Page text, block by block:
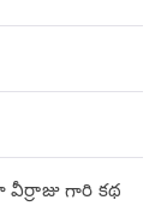
వీర్రాజు గారి కథ